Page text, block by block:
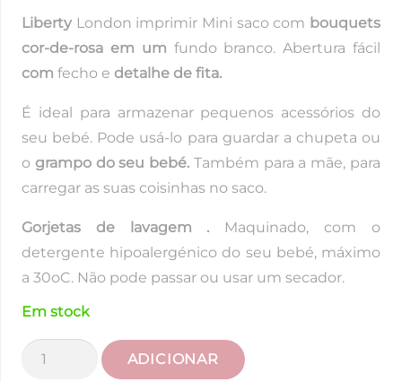
Liberty London imprimir Mini saco com bouquets
cor-de-rosa em um fundo branco. Abertura fácil
com fecho e detalhe de fita.
É ideal para armazenar pequenos acessórios do
seu bebé. Pode usá-lo para guardar a chupeta ou
o grampo do seu bebé. Também para a mãe, para
carregar as suas coisinhas no saco.
Gorjetas de lavagem . Maquinado, com o
detergente hipoalergénico do seu bebé, máximo
a 30oC. Não pode passar ou usar um secador.
Em stock
Quantidade
ADICIONAR